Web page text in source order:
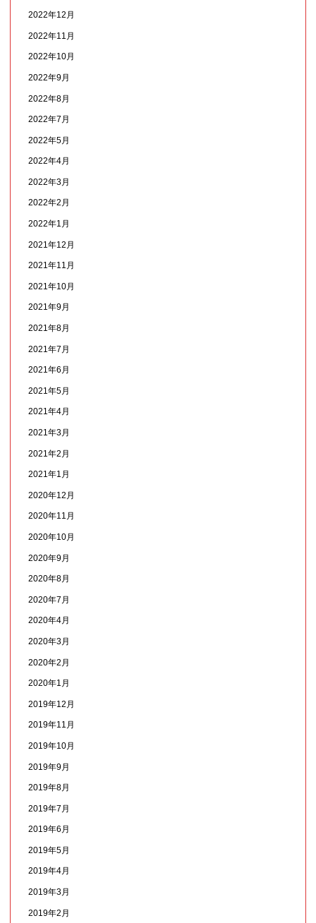
2022年12月
2022年11月
2022年10月
2022年9月
2022年8月
2022年7月
2022年5月
2022年4月
2022年3月
2022年2月
2022年1月
2021年12月
2021年11月
2021年10月
2021年9月
2021年8月
2021年7月
2021年6月
2021年5月
2021年4月
2021年3月
2021年2月
2021年1月
2020年12月
2020年11月
2020年10月
2020年9月
2020年8月
2020年7月
2020年4月
2020年3月
2020年2月
2020年1月
2019年12月
2019年11月
2019年10月
2019年9月
2019年8月
2019年7月
2019年6月
2019年5月
2019年4月
2019年3月
2019年2月